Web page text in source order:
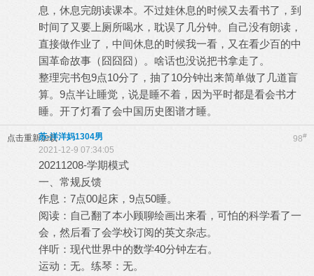
息，休息完朗读课本。不过娃休息的时候又去看书了，到
时间了又要上厕所喝水，耽误了几分钟。自己没有朗读，
直接做作业了，中间休息的时候我一看，又在看少百的中
国革命故事（囧囧囧）。啥话也没说把书拿走了。
整理完书包9点10分了，抽了10分钟出来简单做了几道盲
算。9点半让睡觉，说是睡不着，因为平时都是看会书才
睡。开了灯看了会中国历史图谱才睡。
点击重新加载 98#
苏-洋洋妈1304男
2021-12-9 07:34:05
20211208-学期模式
一、常规反馈
作息：7点00起床，9点50睡。
阅读：自己翻了本小顾聊绘画出来看，可怕的科学看了一
会，然后看了会学校订阅的英文杂志。
伴听：现代世界中的数学40分钟左右。
运动：无。练琴：无。